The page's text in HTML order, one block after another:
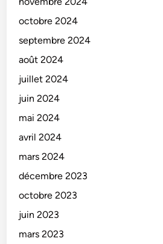
octobre 2024
septembre 2024
août 2024
juillet 2024
juin 2024
mai 2024
avril 2024
mars 2024
décembre 2023
octobre 2023
juin 2023
mars 2023